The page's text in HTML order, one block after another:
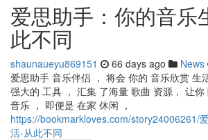
爱思助手：你的音乐
此不同
shaunaueyu869151 66 days ago News
爱思助手 音乐伴侣 ， 将会 你的 音乐欣赏 生
强大的 工具 ， 汇集 了海量 歌曲 资源， 让
音乐 ， 即便是 在家 休闲 ，
https://bookmarkloves.com/story24006261/
活-从此不同